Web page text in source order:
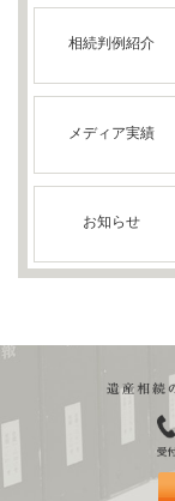
相続判例紹介
メディア実績
お知らせ